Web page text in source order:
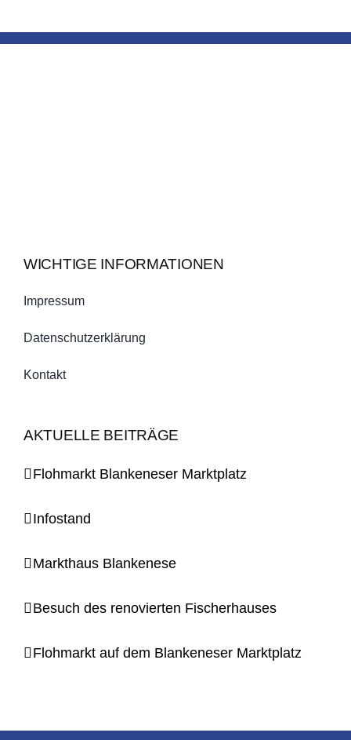
WICHTIGE INFORMATIONEN
Impressum
Datenschutzerklärung
Kontakt
AKTUELLE BEITRÄGE
Flohmarkt Blankeneser Marktplatz
Infostand
Markthaus Blankenese
Besuch des renovierten Fischerhauses
Flohmarkt auf dem Blankeneser Marktplatz